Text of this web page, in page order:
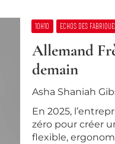
10H10 ECHOS DES
Allemand
demain
Asha Shaniah
En 2025,
zéro pour créer
flexible,